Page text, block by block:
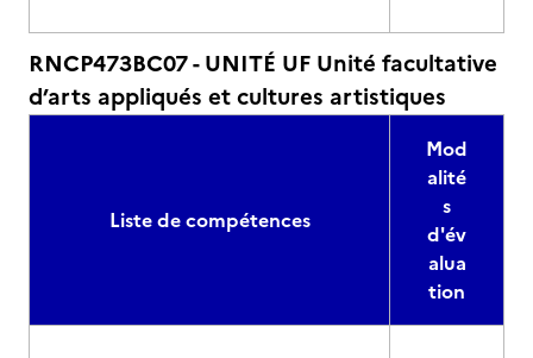
RNCP473BC07 - UNITÉ UF Unité facultative
d’arts appliqués et cultures artistiques
Liste de compétences
Mod
alité
s
d'év
alua
tion